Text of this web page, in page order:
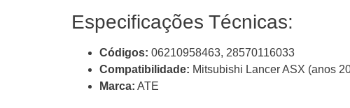
Especificações Técnicas:
Códigos: 06210958463, 28570116033
Compatibilidade: Mitsubishi Lancer ASX (anos
Marca: ATE